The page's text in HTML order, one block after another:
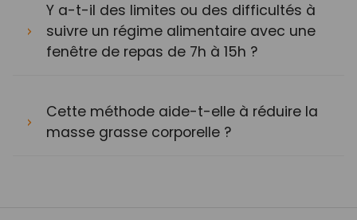
Y a-t-il des limites ou des difficultés à
suivre un régime alimentaire avec une
fenêtre de repas de 7h à 15h ?
Cette méthode aide-t-elle à réduire la
masse grasse corporelle ?